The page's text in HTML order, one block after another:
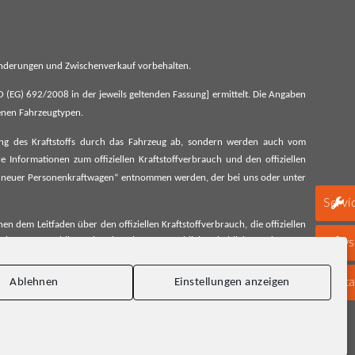
Ablehnen Einstellungen anzeigen
und Zwischenverkauf vorbehalten.
692/2008 in der jeweils geltenden Fassung] ermittelt. Die Angaben
Fahrzeugtypen.
des Kraftstoffs durch das Fahrzeug ab, sondern werden auch vom
Informationen zum offiziellen Kraftstoffverbrauch und den offiziellen
Personenkraftwagen“ entnommen werden, der bei uns oder unter
dem Leitfaden über den offiziellen Kraftstoffverbrauch, die offiziellen
Automobil Treuhand GmbH unentgeltlich erhältlich, sowie unter